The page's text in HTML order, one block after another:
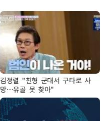
김정렬 "친형 군대서 구타로 사
망…유골 못 찾아"